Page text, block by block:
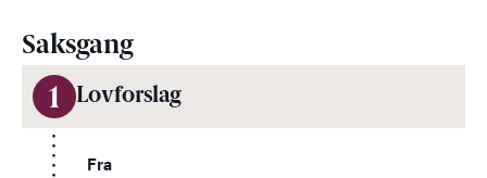
Saksgang
1 Lovforslag
Fra